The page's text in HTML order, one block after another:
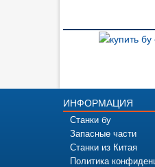
ИНФОРМАЦИЯ
Станки бу
Запасные части
Станки из Китая
Политика